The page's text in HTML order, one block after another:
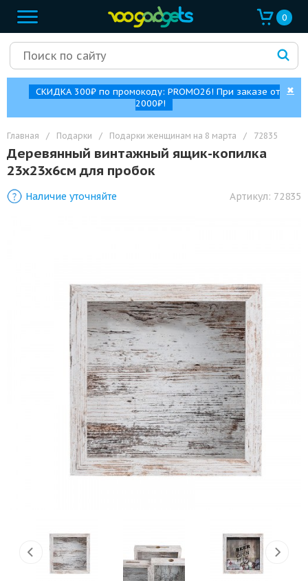
0
СКИДКА 300₽ по промокоду: PROMO26! При заказе от
2000₽!
✖
Главная / Подарки / Подарки женщинам на 8 марта / 72835
Деревянный винтажный ящик-копилка
23x23x6см для пробок
Наличие уточняйте Артикул: 72835